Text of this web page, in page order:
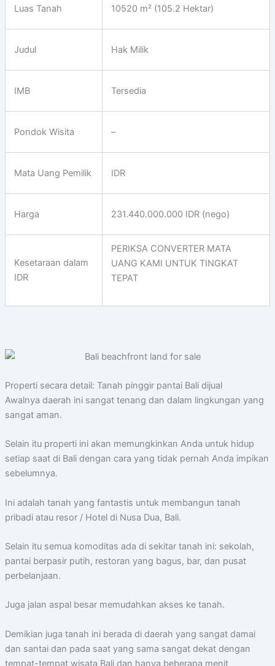
Luas Tanah 10520 m² (105.2 Hektar)
Judul Hak Milik
IMB Tersedia
Pondok Wisita –
Mata Uang Pemilik IDR
Harga 231.440.000.000 IDR (nego)
Kesetaraan dalam
IDR
PERIKSA CONVERTER MATA
UANG KAMI UNTUK TINGKAT
TEPAT
Properti secara detail: Tanah pinggir pantai Bali dijual
Awalnya daerah ini sangat tenang dan dalam lingkungan yang
sangat aman.
Selain itu properti ini akan memungkinkan Anda untuk hidup
setiap saat di Bali dengan cara yang tidak pernah Anda impikan
sebelumnya.
Ini adalah tanah yang fantastis untuk membangun tanah
pribadi atau resor / Hotel di Nusa Dua, Bali.
Selain itu semua komoditas ada di sekitar tanah ini: sekolah,
pantai berpasir putih, restoran yang bagus, bar, dan pusat
perbelanjaan.
Juga jalan aspal besar memudahkan akses ke tanah.
Demikian juga tanah ini berada di daerah yang sangat damai
dan santai dan pada saat yang sama sangat dekat dengan
tempat-tempat wisata Bali dan hanya beberapa menit